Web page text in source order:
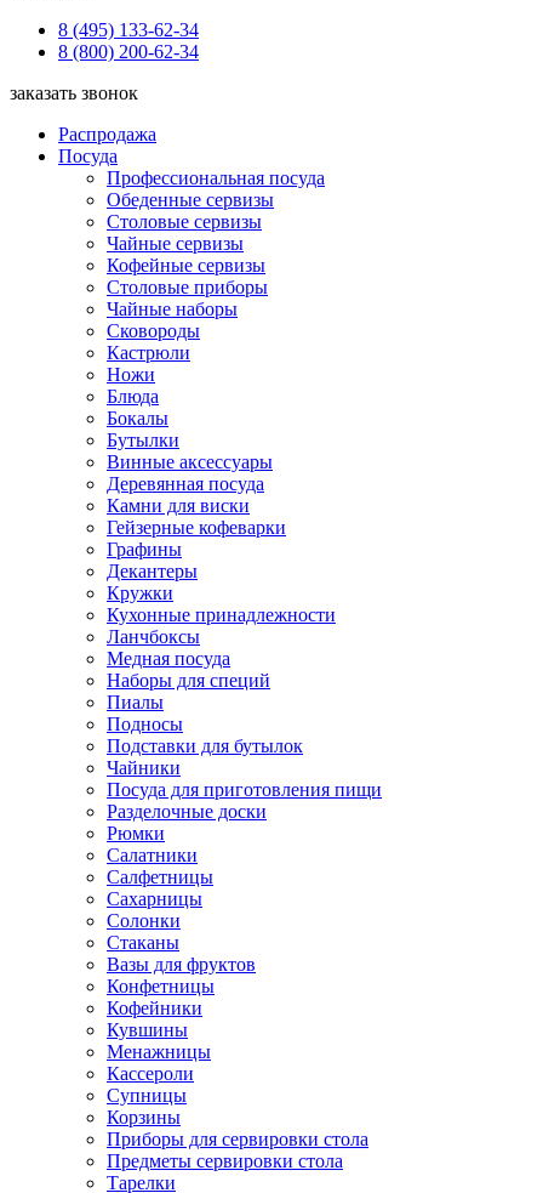
8 (495) 133-62-34
8 (800) 200-62-34
заказать звонок
Распродажа
Посуда
Профессиональная посуда
Обеденные сервизы
Столовые сервизы
Чайные сервизы
Кофейные сервизы
Столовые приборы
Чайные наборы
Сковороды
Кастрюли
Ножи
Блюда
Бокалы
Бутылки
Винные аксессуары
Деревянная посуда
Камни для виски
Гейзерные кофеварки
Графины
Декантеры
Кружки
Кухонные принадлежности
Ланчбоксы
Медная посуда
Наборы для специй
Пиалы
Подносы
Подставки для бутылок
Чайники
Посуда для приготовления пищи
Разделочные доски
Рюмки
Салатники
Салфетницы
Сахарницы
Солонки
Стаканы
Вазы для фруктов
Конфетницы
Кофейники
Кувшины
Менажницы
Кассероли
Супницы
Корзины
Приборы для сервировки стола
Предметы сервировки стола
Тарелки